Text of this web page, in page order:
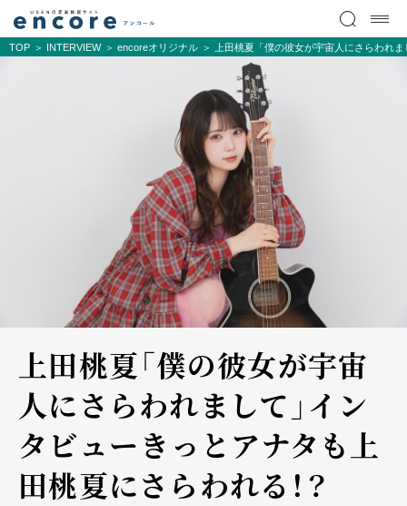
TOP INTERVIEW encoreオリジナル 上田桃夏「僕の彼女が宇宙人にさらわれ
上田桃夏「僕の彼女が宇宙
人にさらわれまして」イン
タビュー――きっとアナタも上
田桃夏にさらわれる！？